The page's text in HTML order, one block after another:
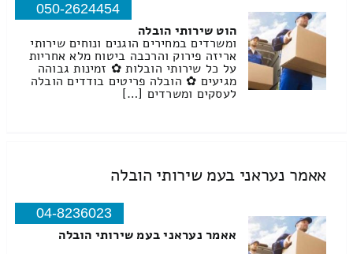
050-2624454
הוט שירותי הובלה
ומשרדים במחירים הוגנים ונוחים שירותי
אריזה פירוק והרכבה ביטוח מלא אחריות
על כל שירותי הובלות ✿ זמינות גבוהה
מגיעים ✿ הובלה פריטים בודדים הובלה
לעסקים ומשרדים […]
אאמר נעראני בעמ שירותי הובלה
04-8236023
אאמר נעראני בעמ שירותי הובלה